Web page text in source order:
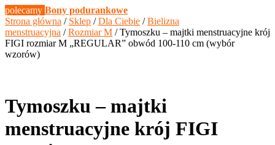
polecamy Bony podurankowe
Strona główna / Sklep /Dla Ciebie /Bielizna
menstruacyjna /Rozmiar M / Tymoszku – majtki menstruacyjne krój
FIGI rozmiar M „REGULAR” obwód 100-110 cm (wybór
wzorów)
Tymoszku – majtki
menstruacyjne krój FIGI